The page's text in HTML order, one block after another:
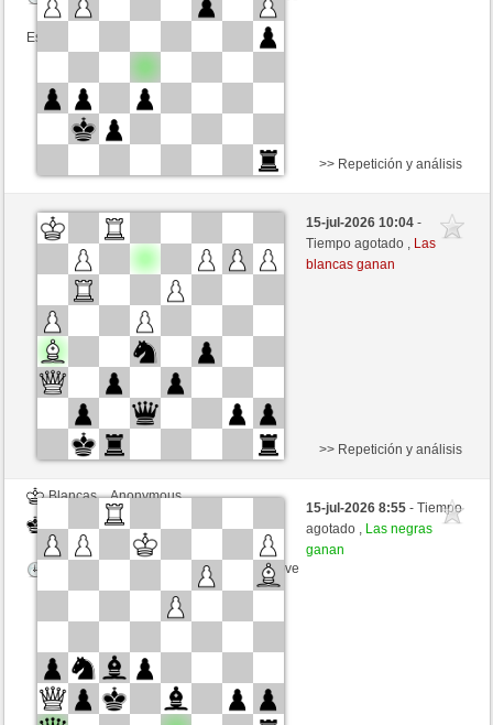
Esta partida es por puntos
Blancas
Der_Bessere_Bin_lch (1414) (-41)
Negras
Tiempo: 2 minutes/side + 0 seconds/move
Esta partida es por puntos
>> Repetición y análisis
15-jul-2026 10:04-
Tiempo agotado , Las
blancas ganan
Blancas
Anonymous
Tiempo: 2 minutes/side + 0 seconds/move
>> Repetición y análisis
15-jul-2026 8:55- Tiempo
agotado , Las negras
ganan